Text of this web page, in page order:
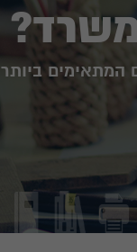
המתאימים ביותר